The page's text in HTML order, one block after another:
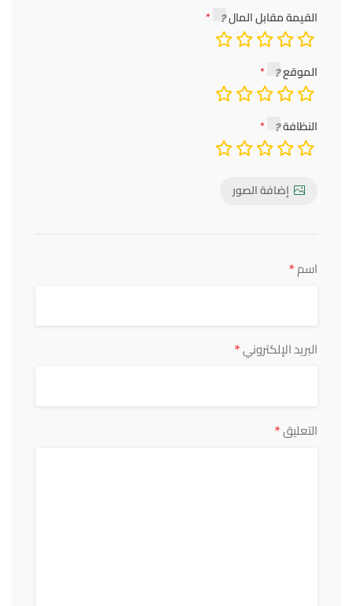
القيمة مقابل المال
الموقع
النظافة
إضافة الصور
اسم*
البريد الإلكتروني*
التعليق*